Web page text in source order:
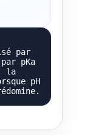
par
pKa
la
pH